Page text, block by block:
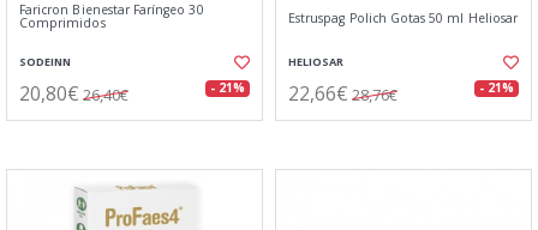
Faricron Bienestar Faríngeo 30
Comprimidos
SODEINN
20,80€ 26,40€ - 21%
Estruspag Polich Gotas 50 ml Heliosar
HELIOSAR
22,66€ 28,76€ - 21%